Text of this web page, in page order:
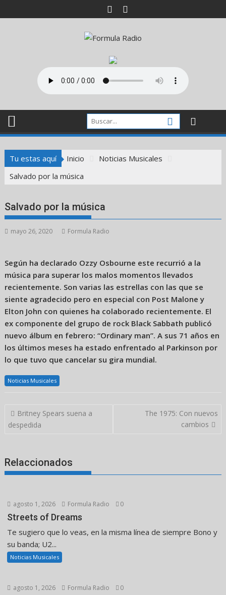
al
Tu estas aquí Inicio
Noticias Musicales
Salvado por la música
Salvado por la música
mayo 26, 2020 Formula Radio
Según ha declarado Ozzy Osbourne este recurrió a la
música para superar los malos momentos llevados
recientemente. Son varias las estrellas con las que se
siente agradecido pero en especial con Post Malone y
Elton John con quienes ha colaborado recientemente. El
ex componente del grupo de rock Black Sabbath publicó
nuevo álbum en febrero: “Ordinary man”. A sus 71 años en
los últimos meses ha estado enfrentado al Parkinson por
lo que tuvo que cancelar su gira mundial.
Noticias Musicales
Navegación
de
Britney Spears suena a
despedida
The 1975: Con nuevos
cambios
Relaccionados
agosto 1, 2026 Formula Radio 0
Streets of Dreams
Te sugiero que lo veas, en la misma línea de siempre Bono y
su banda; U2...
Noticias Musicales
agosto 1, 2026 Formula Radio 0